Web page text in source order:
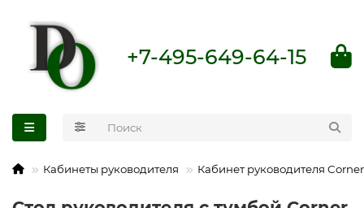
+7-495-649-64-15
Кабинеты руководителя Кабинет руководителя Corner